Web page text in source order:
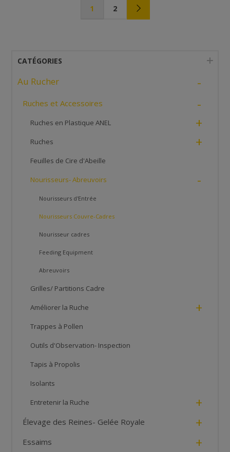
1 2
CATÉGORIES
Au Rucher -
Ruches et Accessoires -
Ruches en Plastique ANEL +
Ruches +
Feuilles de Cire d'Abeille
Nourisseurs- Abreuvoirs -
Nourisseurs d'Entrée
Nourisseurs Couvre-Cadres
Nourisseur cadres
Feeding Equipment
Abreuvoirs
Grilles/ Partitions Cadre
Améliorer la Ruche +
Trappes à Pollen
Outils d'Observation- Inspection
Tapis à Propolis
Isolants
Entretenir la Ruche +
Élevage des Reines- Gelée Royale +
Essaims +